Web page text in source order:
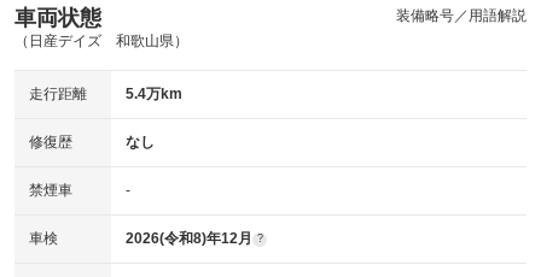
車両状態
（日産デイズ 和歌山県）
装備略号／用語解説
走行距離 5.4万km
修復歴 なし
禁煙車 -
車検 2026(令和8)年12月 ?